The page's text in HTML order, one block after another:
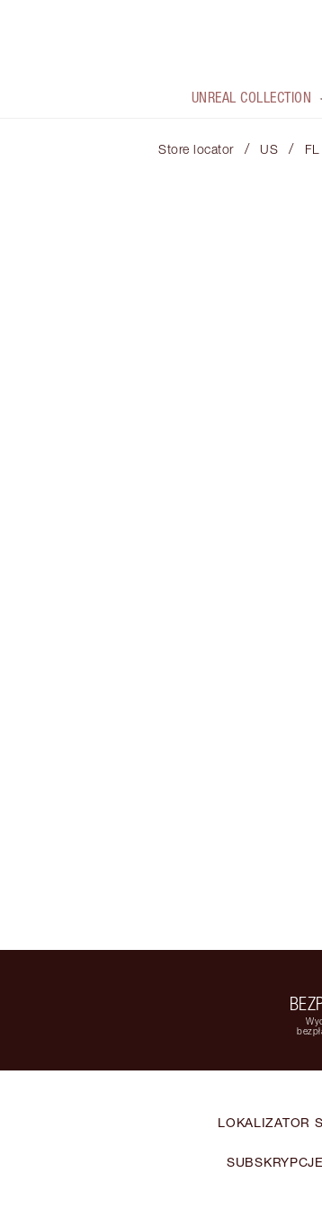
UNREAL COLLECTION
Store locator / US / FL
LOKALIZATOR
SUBSKRYPCJE